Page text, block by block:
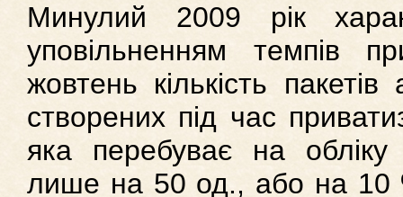
Минулий 2009 рік
уповільненням темпів
жовтень кількість
створених під час
яка перебуває на
лише на 50 од., або на 10